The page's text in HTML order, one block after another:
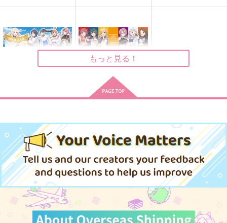
握る手の熱さもその冷
たさも
林檎乃歌
少年じぇんとる
1,540円（税込）
サンプル
550円
スター」クラス対抗初
星大運動
会 SONG COLLECTI
ON
2,500円（税込）
サンプル
作品詳細
スター」初星音楽
祭 SONG COLLECTI
ON
3,500円（税込）
サンプル
作品詳細
もっと見る！